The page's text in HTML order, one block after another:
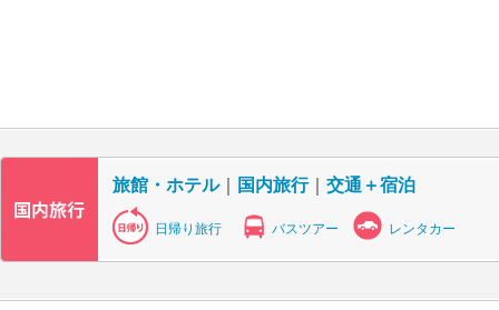
旅館・ホテル｜ 国内旅行｜ 交通＋宿泊
日帰り旅行 バスツアー レンタカー